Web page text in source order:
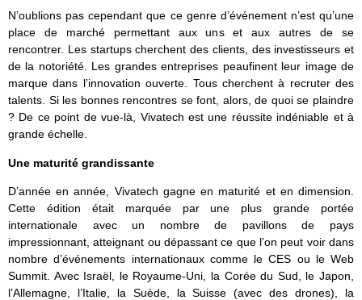
N’oublions pas cependant que ce genre d’événement n’est qu’une
place de marché permettant aux uns et aux autres de se
rencontrer. Les startups cherchent des clients, des investisseurs et
de la notoriété. Les grandes entreprises peaufinent leur image de
marque dans l’innovation ouverte. Tous cherchent à recruter des
talents. Si les bonnes rencontres se font, alors, de quoi se plaindre
? De ce point de vue-là, Vivatech est une réussite indéniable et à
grande échelle.
Une maturité grandissante
D’année en année, Vivatech gagne en maturité et en dimension.
Cette édition était marquée par une plus grande portée
internationale avec un nombre de pavillons de pays
impressionnant, atteignant ou dépassant ce que l’on peut voir dans
nombre d’événements internationaux comme le CES ou le Web
Summit. Avec Israël, le Royaume-Uni, la Corée du Sud, le Japon,
l’Allemagne, l’Italie, la Suède, la Suisse (avec des drones), la